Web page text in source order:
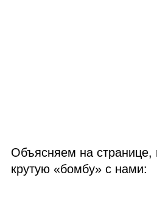
Объясняем на странице,
крутую «бомбу» с нами: